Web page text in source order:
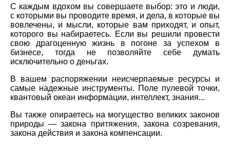
С каждым вдохом вы совершаете выбор: это и люди,
с которыми вы проводите время, и дела, в которые вы
вовлечены, и мысли, которые вам приходят, и опыт,
которого вы набираетесь. Если вы решили провести
свою драгоценную жизнь в погоне за успехом в
бизнесе, тогда не позволяйте себе думать
исключительно о деньгах.
В вашем распоряжении неисчерпаемые ресурсы и
самые надежные инструменты. Поле пулевой точки,
квантовый океан информации, интеллект, знания...
Вы также опираетесь на могущество великих законов
природы — закона притяжения, закона созревания,
закона действия и закона компенсации.